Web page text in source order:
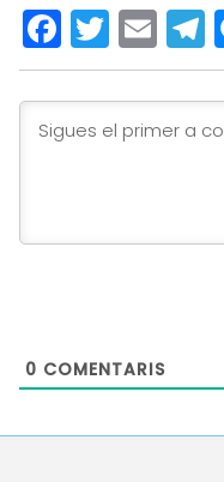
0 COMENTARIS